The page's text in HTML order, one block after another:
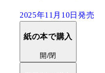
2025年11月10日発売
紙の本で購入
開/閉